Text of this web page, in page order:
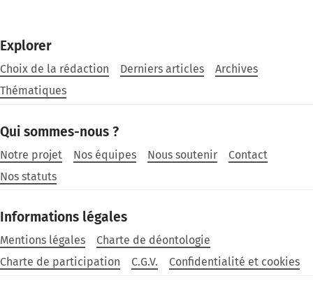
Explorer
Choix de la rédaction Derniers articles
Archives
Thématiques
Qui sommes-nous ?
Notre projet Nos équipes Nous soutenir
Contact
Nos statuts
Informations légales
Mentions légales
Charte de déontologie
Charte de participation
C.G.V. Confidentialité et cookies